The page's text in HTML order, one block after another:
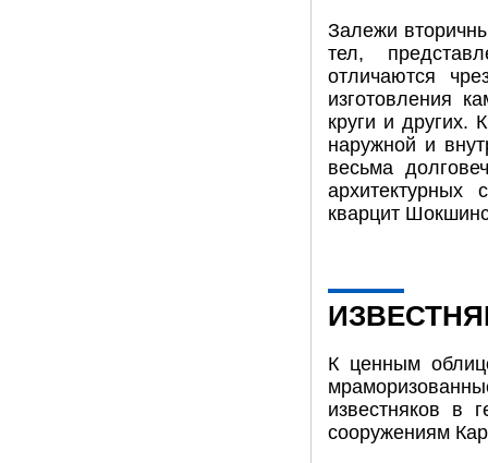
Залежи
тел,
отличаются
изготовления
круги и других.
наружной и
весьма
архитектурных
кварцит
К ценным
известняков в
сооружениям